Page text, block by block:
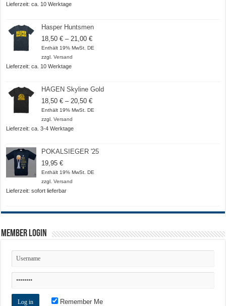
Lieferzeit: ca. 10 Werktage
Hasper Huntsmen
18,50€ – 21,00€Preisspanne:
18,50 €
Enthält 19% MwSt. DE
zzgl.Versand
Lieferzeit: ca. 10 Werktage
HAGEN Skyline Gold
18,50€ – 20,50€Preisspanne:
18,50 €
Enthält 19% MwSt. DE
zzgl.Versand
Lieferzeit: ca. 3-4 Werktage
POKALSIEGER '25
19,95€
Enthält 19% MwSt. DE
zzgl.Versand
Lieferzeit: sofort lieferbar
Member Login
Remember Me